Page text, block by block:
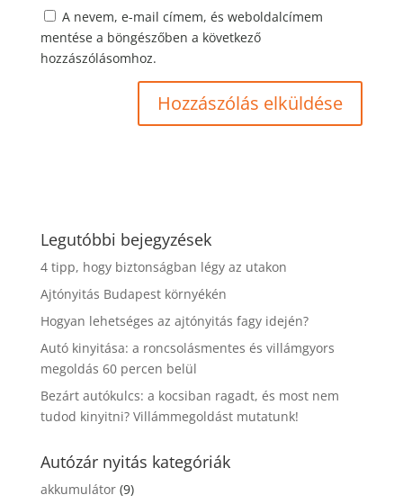
A nevem, e-mail címem, és weboldalcímem
mentése a böngészőben a következő
hozzászólásomhoz.
Legutóbbi bejegyzések
4 tipp, hogy biztonságban légy az utakon
Ajtónyitás Budapest környékén
Hogyan lehetséges az ajtónyitás fagy idején?
Autó kinyitása: a roncsolásmentes és villámgyors
megoldás 60 percen belül
Bezárt autókulcs: a kocsiban ragadt, és most nem
tudod kinyitni? Villámmegoldást mutatunk!
Autózár nyitás kategóriák
akkumulátor(9)